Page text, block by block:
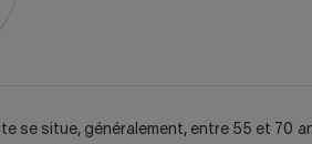
se situe, généralement, entre 55 et 70